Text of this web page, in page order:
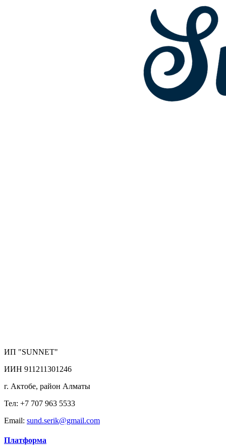
ИП "SUNNET"
ИИН 911211301246
г. Актобе, район Алматы
Тел: +7 707 963 5533
Email: sund.serik@gmail.com
Платформа